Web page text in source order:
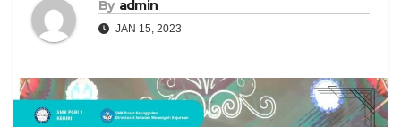
By admin
JAN 15, 2023